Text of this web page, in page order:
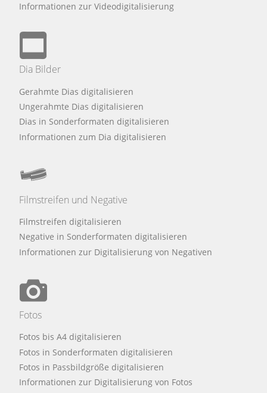
Informationen zur Videodigitalisierung
Dia Bilder
Gerahmte Dias digitalisieren
Ungerahmte Dias digitalisieren
Dias in Sonderformaten digitalisieren
Informationen zum Dia digitalisieren
Filmstreifen und Negative
Filmstreifen digitalisieren
Negative in Sonderformaten digitalisieren
Informationen zur Digitalisierung von Negativen
Fotos
Fotos bis A4 digitalisieren
Fotos in Sonderformaten digitalisieren
Fotos in Passbildgröße digitalisieren
Informationen zur Digitalisierung von Fotos